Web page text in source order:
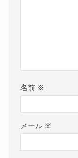
名前 ※
メール ※